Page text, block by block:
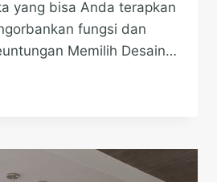
yang bisa Anda terapkan
fungsi dan
Memilih Desain…